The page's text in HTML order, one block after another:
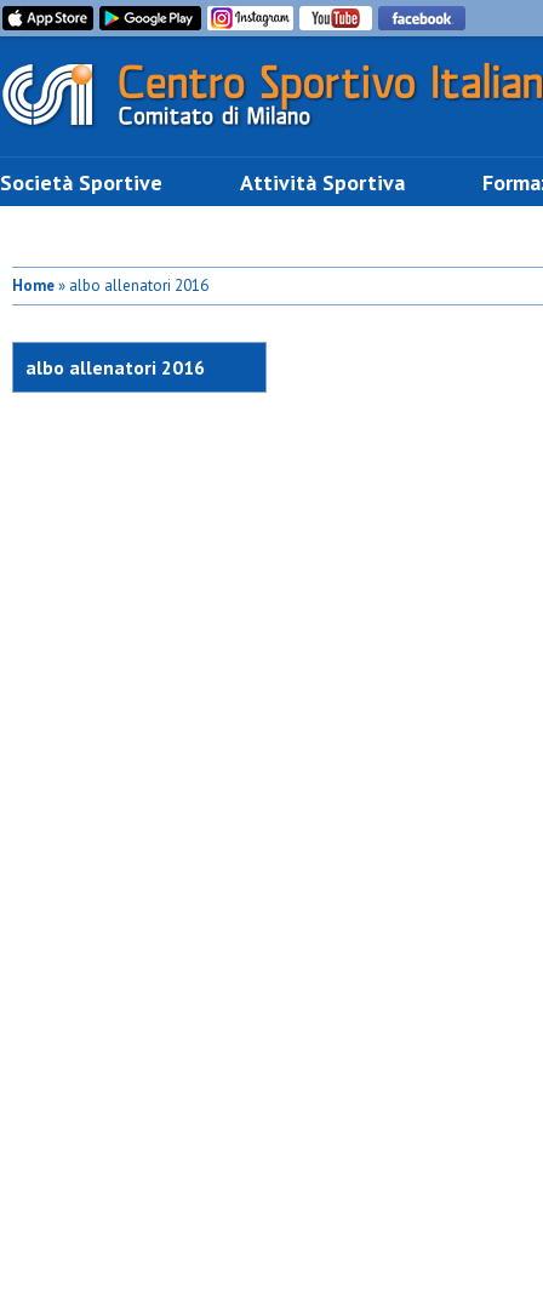
Società Sportive Attività Sportiva
Home» albo allenatori 2016
albo allenatori 2016